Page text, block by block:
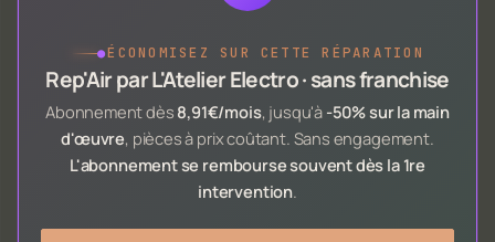
●ÉCONOMISEZ SUR CETTE RÉPARATION
Rep'Air par L'Atelier Electro · sans franchise
Abonnement dès 8,91€/mois, jusqu'à -50% sur la main
d'œuvre, pièces à prix coûtant. Sans engagement.
L'abonnement se rembourse souvent dès la 1re
intervention.